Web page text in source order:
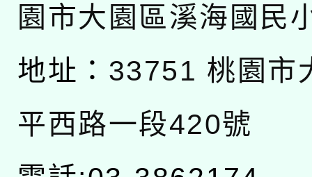
園市大園區溪海國民
地址： 33751 桃園市
平西路一段420號